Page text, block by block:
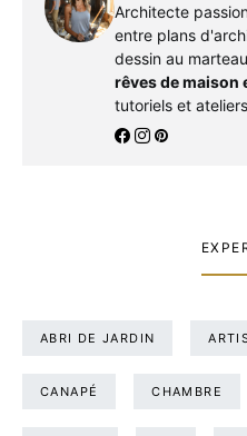
Architecte
entre plans
dessin au
rêves de maison
tutoriels et
ABRI DE JARDIN
CANAPÉ CHAMBRE